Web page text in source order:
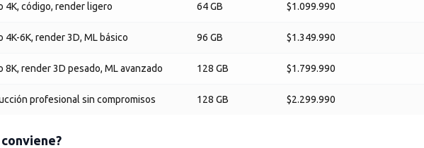
4K, código, render ligero 64 GB $1.099.990
4K-6K, render 3D, ML básico 96 GB $1.349.990
8K, render 3D pesado, ML avanzado 128 GB $1.799.990
profesional sin compromisos 128 GB $2.299.990